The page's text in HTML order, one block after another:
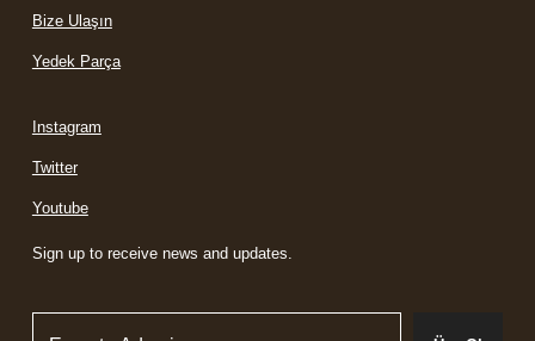
Bize Ulaşın
Yedek Parça
Instagram
Twitter
Youtube
Sign up to receive news and updates.